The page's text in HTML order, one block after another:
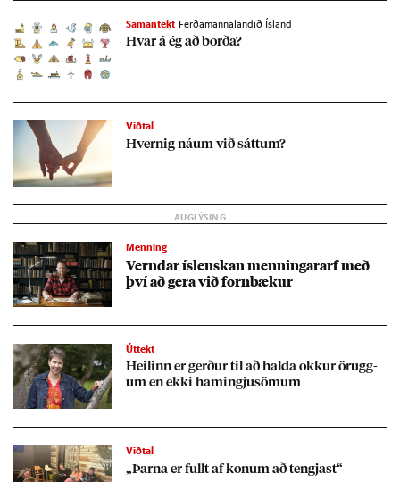
Samantekt Ferðamannalandið Ísland
Hvar á ég að borða?
Viðtal
Hvernig ná­um við sátt­um?
Menning
Vernd­ar ís­lensk­an menn­ing­ar­arf með
því að gera við forn­bæk­ur
Úttekt
Heil­inn er gerð­ur til að halda okk­ur ör­ugg­
um en ekki ham­ingju­söm­um
Viðtal
„Þarna er fullt af kon­um að tengj­ast“